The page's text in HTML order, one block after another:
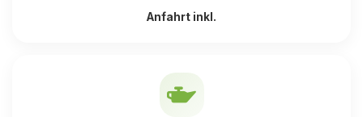
Anfahrt inkl.